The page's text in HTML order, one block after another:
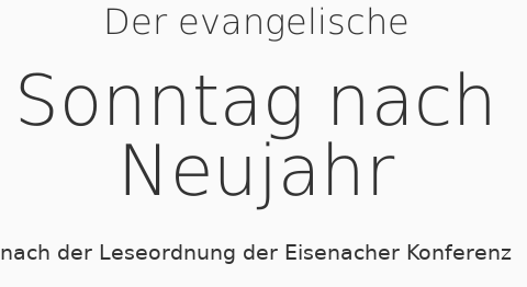
Der evangelische
Sonntag nach
Neujahr
nach der Leseordnung der Eisenacher Konferenz